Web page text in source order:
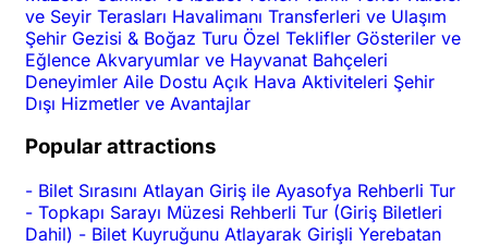
ve Seyir Terasları Havalimanı Transferleri ve Ulaşım
Şehir Gezisi & Boğaz Turu Özel Teklifler Gösteriler ve
Eğlence Akvaryumlar ve Hayvanat Bahçeleri
Deneyimler Aile Dostu Açık Hava Aktiviteleri Şehir
Dışı Hizmetler ve Avantajlar
Popular attractions
- Bilet Sırasını Atlayan Giriş ile Ayasofya Rehberli Tur
- Topkapı Sarayı Müzesi Rehberli Tur (Giriş Biletleri
Dahil) - Bilet Kuyruğunu Atlayarak Girişli Yerebatan